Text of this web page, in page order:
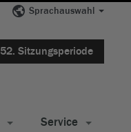
Sprachauswahl
52. Sitzungsperiode
Service